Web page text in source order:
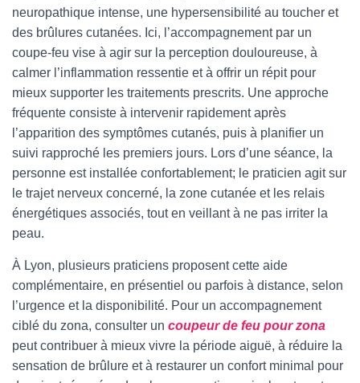
neuropathique intense, une hypersensibilité au toucher et
des brûlures cutanées. Ici, l’accompagnement par un
coupe-feu vise à agir sur la perception douloureuse, à
calmer l’inflammation ressentie et à offrir un répit pour
mieux supporter les traitements prescrits. Une approche
fréquente consiste à intervenir rapidement après
l’apparition des symptômes cutanés, puis à planifier un
suivi rapproché les premiers jours. Lors d’une séance, la
personne est installée confortablement; le praticien agit sur
le trajet nerveux concerné, la zone cutanée et les relais
énergétiques associés, tout en veillant à ne pas irriter la
peau.
À Lyon, plusieurs praticiens proposent cette aide
complémentaire, en présentiel ou parfois à distance, selon
l’urgence et la disponibilité. Pour un accompagnement
ciblé du zona, consulter un coupeur de feu pour zona
peut contribuer à mieux vivre la période aiguë, à réduire la
sensation de brûlure et à restaurer un confort minimal pour